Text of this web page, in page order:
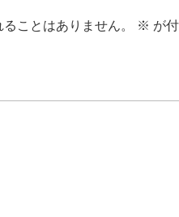
ことはありません。 ※ が